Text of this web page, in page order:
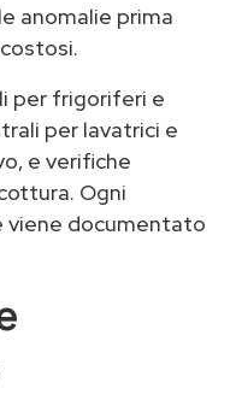
anomalie prima
per frigoriferi e
per lavatrici e
e verifiche
Ogni
viene documentato